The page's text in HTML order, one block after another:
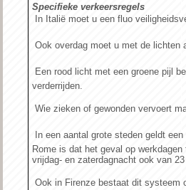
Specifieke verkeersregels
 In Italië moet u een fluo
 Ook overdag moet u met de lichten
 Een rood licht met een groene pijl
verderrijden.
 Wie zieken of gewonden vervoert
 In een aantal grote steden geldt
Rome is dat het geval op
vrijdag- en zaterdagnacht ook van
 Ook in Firenze bestaat dit